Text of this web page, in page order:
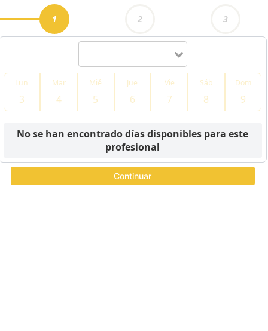
1 2 3
Lun
3
Mar
4
Mié
5
Jue
6
Vie
7
Sáb
8
Dom
9
Item
No se han encontrado días disponibles para este
profesional
Continuar